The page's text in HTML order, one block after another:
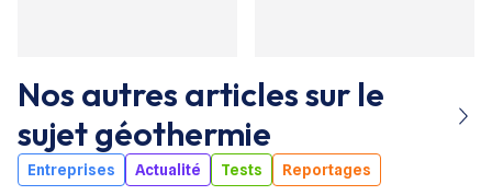
Nos autres articles sur le
sujetgéothermie
Entreprises Actualité Tests Reportages